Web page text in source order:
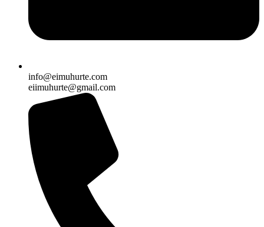
info@eimuhurte.com
eiimuhurte@gmail.com